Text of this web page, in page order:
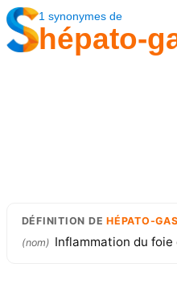
1 synonymes de
hépato-
DÉFINITION DEHÉPATO-
(nom) Inflammation du foie